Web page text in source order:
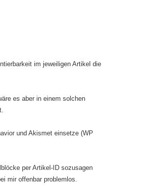
im jeweiligen Artikel die
es aber in einem solchen
und Akismet einsetze (WP
per Artikel-ID sozusagen
mir offenbar problemlos.